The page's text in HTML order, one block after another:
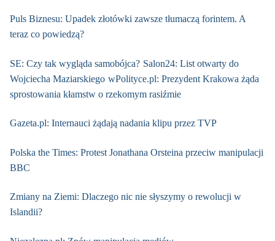
Puls Biznesu: Upadek złotówki zawsze tłumaczą forintem. A
teraz co powiedzą?
SE: Czy tak wygląda samobójca? Salon24: List otwarty do
Wojciecha Maziarskiego wPolityce.pl: Prezydent Krakowa żąda
sprostowania kłamstw o rzekomym rasiźmie
Gazeta.pl: Internauci żądają nadania klipu przez TVP
Polska the Times: Protest Jonathana Orsteina przeciw manipulacji
BBC
Zmiany na Ziemi: Dlaczego nic nie słyszymy o rewolucji w
Islandii?